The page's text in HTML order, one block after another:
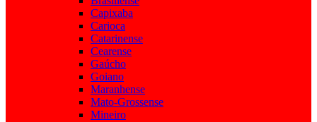
Capixaba
Carioca
Catarinense
Cearense
Gaúcho
Goiano
Maranhense
Mato-Grossense
Mineiro